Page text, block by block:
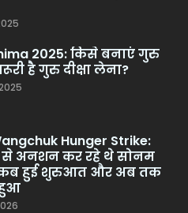
2025: किसे बनाएं गुरु
है गुरु दीक्षा लेना?
Hunger Strike:
अनशन कर रहे थे सोनम
हुई शुरुआत और अब तक